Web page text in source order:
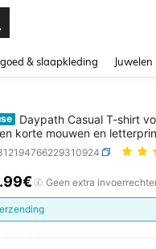
& slaapkleding Juwelen
Daypath Casual T-shirt
korte mouwen en
AND
.99€ Geen extra